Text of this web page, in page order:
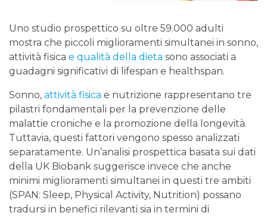
Uno studio prospettico su oltre 59.000 adulti
mostra che piccoli miglioramenti simultanei in sonno,
attività fisica e qualità della dieta sono associati a
guadagni significativi di lifespan e healthspan.
Sonno, attività fisica e nutrizione rappresentano tre
pilastri fondamentali per la prevenzione delle
malattie croniche e la promozione della longevità.
Tuttavia, questi fattori vengono spesso analizzati
separatamente. Un’analisi prospettica basata sui dati
della UK Biobank suggerisce invece che anche
minimi miglioramenti simultanei in questi tre ambiti
(SPAN: Sleep, Physical Activity, Nutrition) possano
tradursi in benefici rilevanti sia in termini di